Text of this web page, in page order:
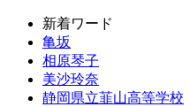
新着ワード
亀坂
相原琴子
美沙玲奈
静岡県立韮山高等学校